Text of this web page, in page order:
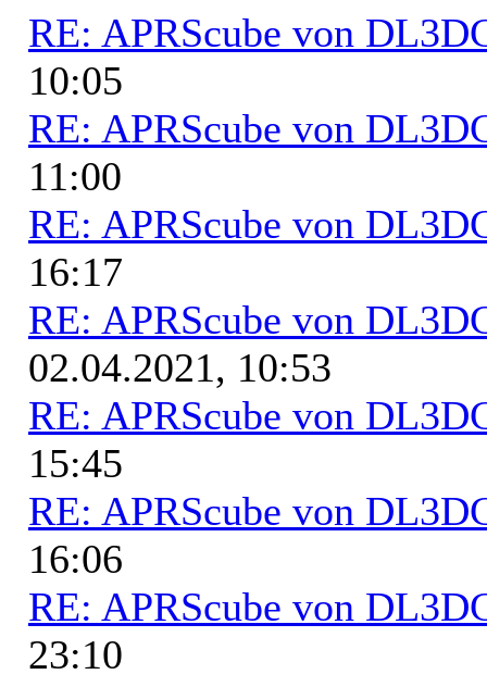
RE: APRScube von
10:05
RE: APRScube von
11:00
RE: APRScube von
16:17
RE: APRScube von
02.04.2021, 10:53
RE: APRScube von
15:45
RE: APRScube von
16:06
RE: APRScube von
23:10